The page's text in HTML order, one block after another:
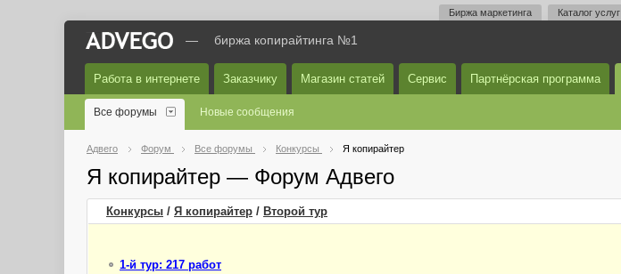
Биржа маркетинга Каталог услуг
— биржа копирайтинга №1
Работа в интернете Заказчику Магазин статей Сервис Партнёрская программа
Все форумы Новые сообщения
Адвего Форум Все форумы Конкурсы Я копирайтер
Я копирайтер — Форум Адвего
Конкурсы / Я копирайтер / Второй тур
1-й тур: 217 работ